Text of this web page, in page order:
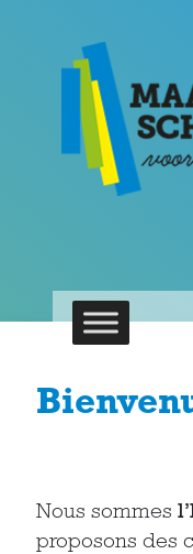
Nous sommes
proposons des